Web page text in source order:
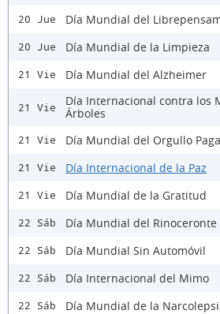
20 Jue Día Mundial del
20 Jue Día Mundial de la Limpieza
21 Vie Día Mundial del Alzheimer
21 Vie
Día Internacional contra los
Árboles
21 Vie Día Mundial del Orgullo
21 Vie Día Internacional de la Paz
21 Vie Día Mundial de la Gratitud
22 Sáb Día Mundial del Rinoceronte
22 Sáb Día Mundial Sin Automóvil
22 Sáb Día Internacional del Mimo
22 Sáb Día Mundial de la